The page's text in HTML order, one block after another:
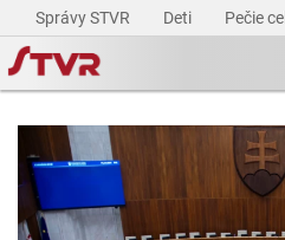
Správy STVR Deti Pečie